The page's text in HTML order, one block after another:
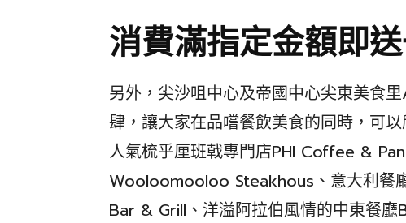
消費滿指定金額即
另外，尖沙咀中心及帝國中心尖東美食
肆，讓大家在品嚐餐飲美食的同時，可
人氣梳乎厘班戟專門店PHI Coffee &
Wooloomooloo Steakhous、意大利餐
Bar & Grill、洋溢阿拉伯風情的中東餐